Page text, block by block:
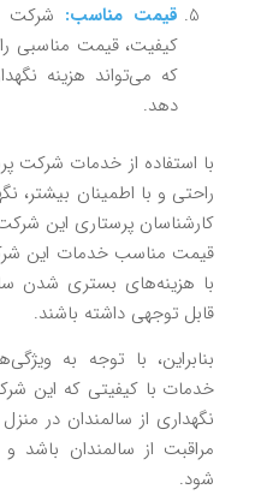
قیمت مناسب: شرکت
کیفیت، قیمت مناسبی
که می‌تواند هزینه
دهد.
با استفاده از خدمات شرکت
راحتی و با اطمینان بیشتر،
کارشناسان پرستاری این
قیمت مناسب خدمات این
با هزینه‌های بستری شدن
قابل توجهی داشته باشند.
بنابراین، با توجه به
خدمات با کیفیتی که این
نگهداری از سالمندان در
مراقبت از سالمندان باشد
شود.